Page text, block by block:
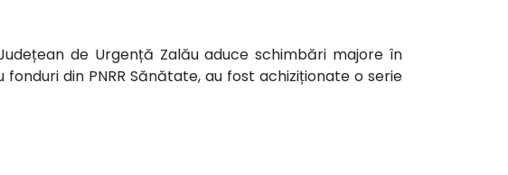
de Urgență Zalău aduce schimbări majore în
din PNRR Sănătate, au fost achiziționate o serie